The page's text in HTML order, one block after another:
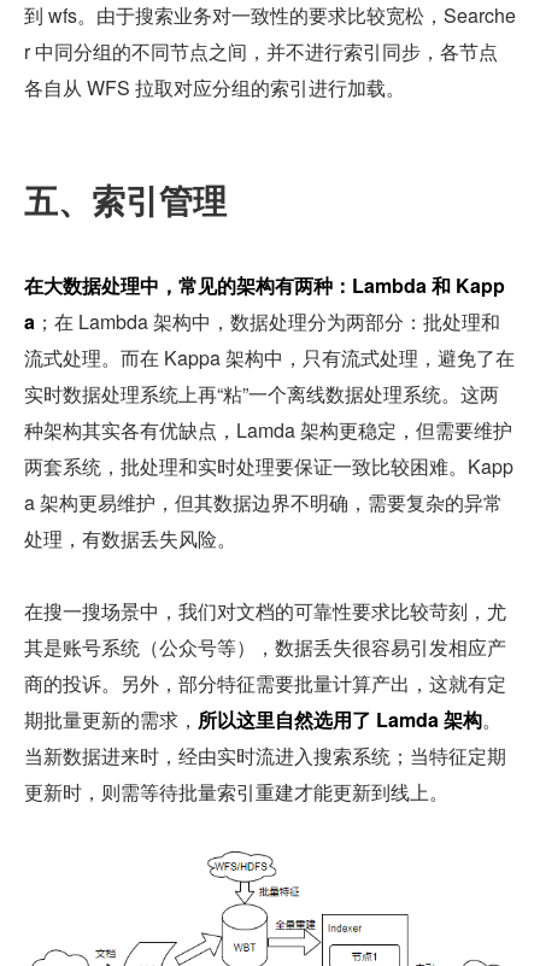
到 wfs。由于搜索业务对一致性的要求比较宽松，Searche
r 中同分组的不同节点之间，并不进行索引同步，各节点
各自从 WFS 拉取对应分组的索引进行加载。
五、索引管理
在大数据处理中，常见的架构有两种：Lambda 和 Kapp
a ；在 Lambda 架构中，数据处理分为两部分：批处理和
流式处理。而在 Kappa 架构中，只有流式处理，避免了在
实时数据处理系统上再“粘”一个离线数据处理系统。这两
种架构其实各有优缺点，Lamda 架构更稳定，但需要维护
两套系统，批处理和实时处理要保证一致比较困难。Kapp
a 架构更易维护，但其数据边界不明确，需要复杂的异常
处理，有数据丢失风险。
在搜一搜场景中，我们对文档的可靠性要求比较苛刻，尤
其是账号系统（公众号等），数据丢失很容易引发相应产
商的投诉。另外，部分特征需要批量计算产出，这就有定
期批量更新的需求， 所以这里自然选用了 Lamda 架构。
当新数据进来时，经由实时流进入搜索系统；当特征定期
更新时，则需等待批量索引重建才能更新到线上。